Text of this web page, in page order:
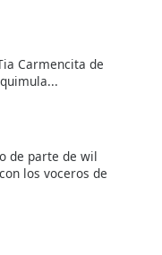
Carmencita de
de parte de wil
los voceros de